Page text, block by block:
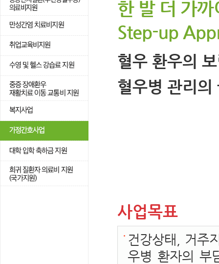
한 발 더 가
Step-up
혈우 환우의
혈우병 관리의
사업목표
건강상태, 거주
우병 환자의 부